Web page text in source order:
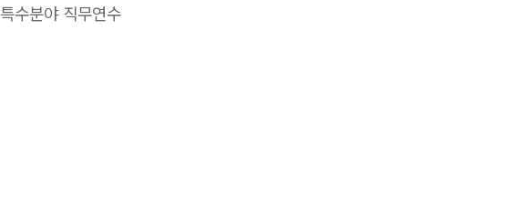
특수분야 직무연수